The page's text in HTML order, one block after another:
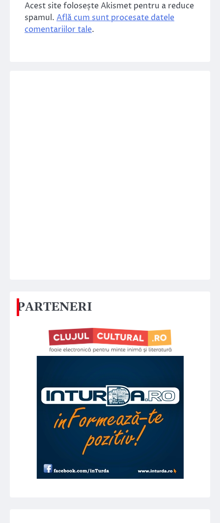
Acest site folosește Akismet pentru a reduce
spamul. Află cum sunt procesate datele
comentariilor tale.
PARTENERI